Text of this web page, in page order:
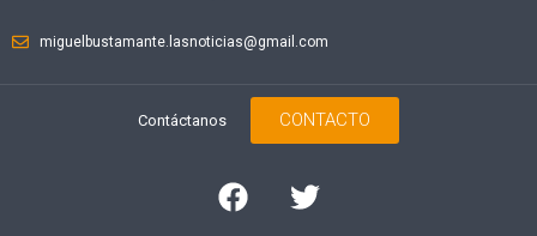
miguelbustamante.lasnoticias@gmail.com
Contáctanos CONTACTO